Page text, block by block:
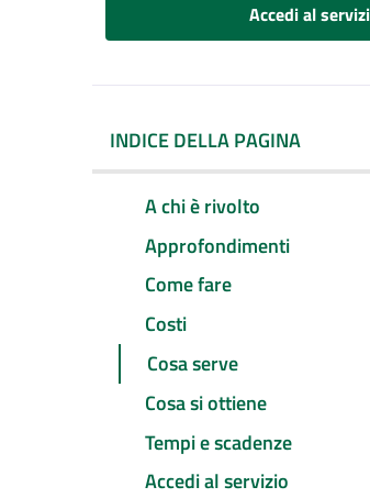
Accedi al
INDICE DELLA PAGINA
A chi è rivolto
Approfondimenti
Come fare
Costi
Cosa serve
Cosa si ottiene
Tempi e scadenze
Accedi al servizio